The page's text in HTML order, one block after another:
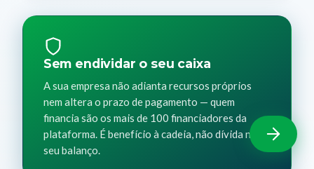
Sem endividar o seu caixa
A sua empresa não adianta recursos próprios
nem altera o prazo de pagamento — quem
financia são os mais de 100 financiadores da
plataforma. É benefício à cadeia, não dívida no
seu balanço.